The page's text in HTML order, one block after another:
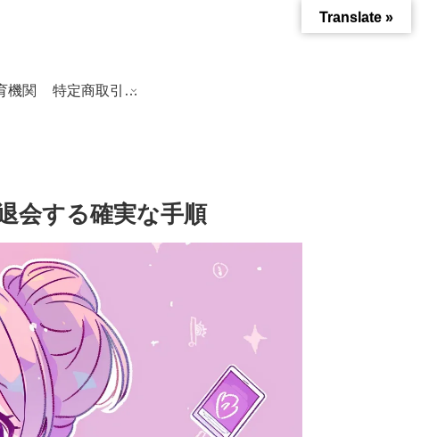
機関 特定商取引法に基づく表記
会する確実な手順
Translate »